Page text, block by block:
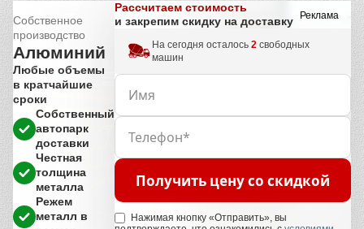
Реклама
Собственное
производство
Алюминий
Любые объемы
в кратчайшие
сроки
Собственный
автопарк
доставки
Честная
толщина
металла
Режем
металл в
Рассчитаем стоимость
и закрепим скидку на доставку
На сегодня осталось 2 свободных
машин
Получить цену со скидкой
Нажимая кнопку «Отправить», вы